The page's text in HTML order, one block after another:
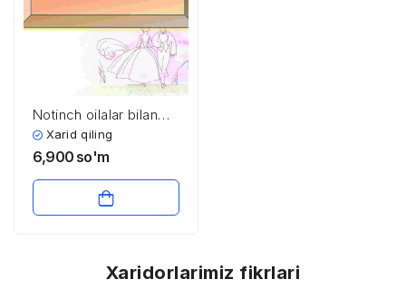
Notinch oilalar bilan
profilaktik faoliyat olib
borishning psixologik
Xarid qiling
6,900 so'm
Xaridorlarimiz fikrlari